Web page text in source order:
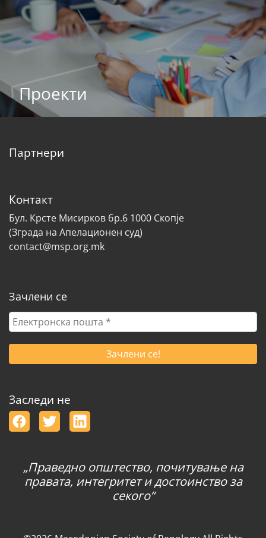
Проекти
Партнери
Контакт
Бул. Крсте Мисирков бр.6 1000 Скопје
(Зграда на Апелационен суд)
contact@msp.org.mk
Зачлени се
Електронска
пошта
*
Заследи не
„Праведно општество, почитување на
правата, интегритет и достоинство за
секого“